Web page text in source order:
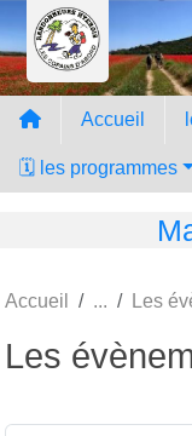
Accueil
🗓️ les programmes
Accueil Les
Les
Panneau de gestion